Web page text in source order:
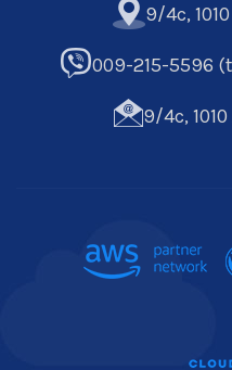
9/4c,
009-215-5596
9/4c,